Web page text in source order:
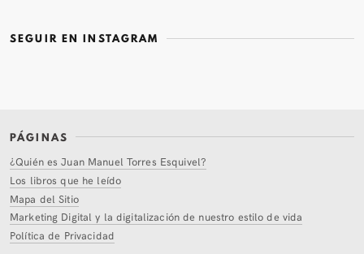
SEGUIR EN INSTAGRAM
PÁGINAS
¿Quién es Juan Manuel Torres Esquivel?
Los libros que he leído
Mapa del Sitio
Marketing Digital y la digitalización de nuestro estilo de vida
Política de Privacidad